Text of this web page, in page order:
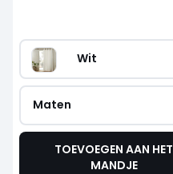
Wit
Maten
TOEVOEGEN AAN HET
MANDJE